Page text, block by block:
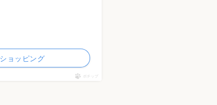
ョッピング
ポチップ